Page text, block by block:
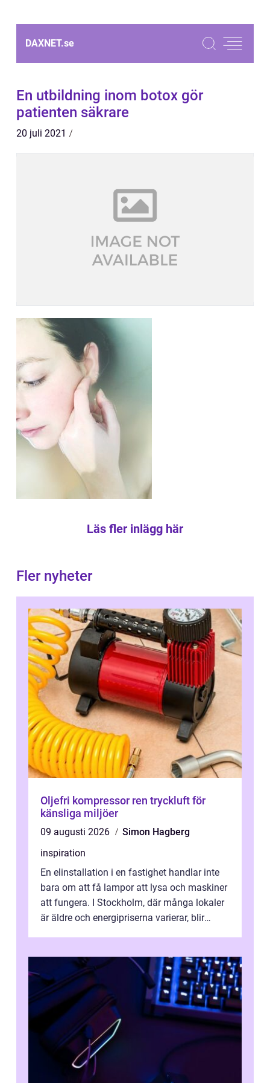
DAXNET.se
En utbildning inom botox gör
patienten säkrare
20 juli 2021
Läs fler inlägg här
Fler nyheter
Oljefri kompressor ren tryckluft för
känsliga miljöer
09 augusti 2026
Simon Hagberg
inspiration
En elinstallation i en fastighet handlar inte
bara om att få lampor att lysa och maskiner
att fungera. I Stockholm, där många lokaler
är äldre och energipriserna varierar, blir